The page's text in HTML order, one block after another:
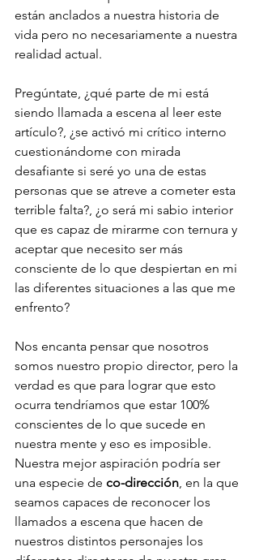
están anclados a nuestra historia de
vida pero no necesariamente a nuestra
realidad actual.
Pregúntate, ¿qué parte de mi está
siendo llamada a escena al leer este
artículo?, ¿se activó mi crítico interno
cuestionándome con mirada
desafiante si seré yo una de estas
personas que se atreve a cometer esta
terrible falta?, ¿o será mi sabio interior
que es capaz de mirarme con ternura y
aceptar que necesito ser más
consciente de lo que despiertan en mi
las diferentes situaciones a las que me
enfrento?
Nos encanta pensar que nosotros
somos nuestro propio director, pero la
verdad es que para lograr que esto
ocurra tendríamos que estar 100%
conscientes de lo que sucede en
nuestra mente y eso es imposible.
Nuestra mejor aspiración podría ser
una especie de co-dirección, en la que
seamos capaces de reconocer los
llamados a escena que hacen de
nuestros distintos personajes los